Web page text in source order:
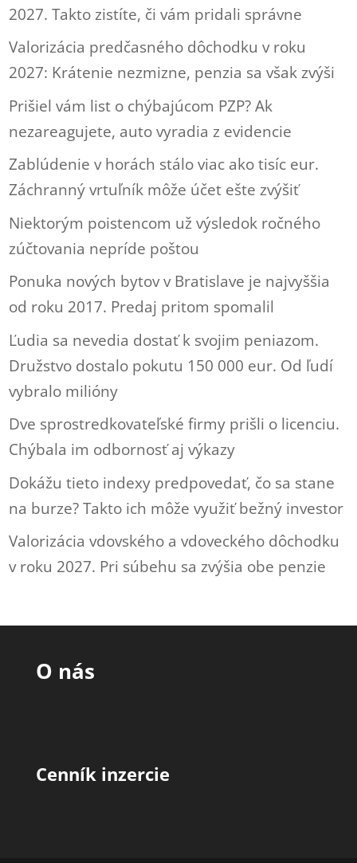
2027. Takto zistíte, či vám pridali správne
Valorizácia predčasného dôchodku v roku
2027: Krátenie nezmizne, penzia sa však zvýši
Prišiel vám list o chýbajúcom PZP? Ak
nezareagujete, auto vyradia z evidencie
Zablúdenie v horách stálo viac ako tisíc eur.
Záchranný vrtuľník môže účet ešte zvýšiť
Niektorým poistencom už výsledok ročného
zúčtovania nepríde poštou
Ponuka nových bytov v Bratislave je najvyššia
od roku 2017. Predaj pritom spomalil
Ľudia sa nevedia dostať k svojim peniazom.
Družstvo dostalo pokutu 150 000 eur. Od ľudí
vybralo milióny
Dve sprostredkovateľské firmy prišli o licenciu.
Chýbala im odbornosť aj výkazy
Dokážu tieto indexy predpovedať, čo sa stane
na burze? Takto ich môže využiť bežný investor
Valorizácia vdovského a vdoveckého dôchodku
v roku 2027. Pri súbehu sa zvýšia obe penzie
O nás
Cenník inzercie